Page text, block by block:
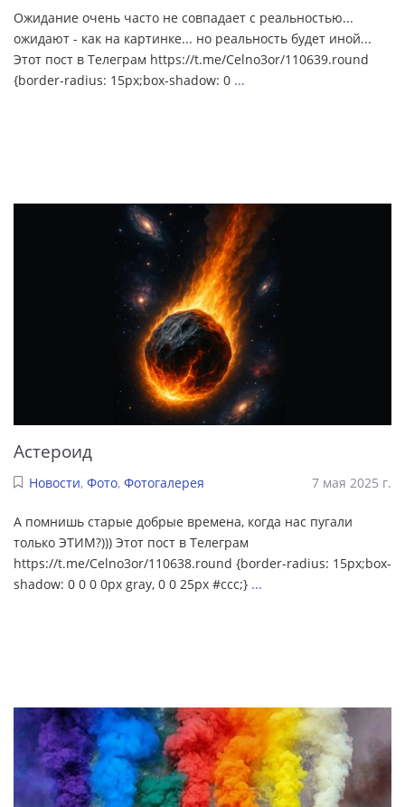
Ожидание очень часто не совпадает с реальностью...
ожидают - как на картинке... но реальность будет иной...
Этот пост в Телеграм https://t.me/Celno3or/110639.round
{border-radius: 15px;box-shadow: 0 ...
Астероид
Новости, Фото, Фотогалерея 7 мая 2025 г.
А помнишь старые добрые времена, когда нас пугали
только ЭТИМ?))) Этот пост в Телеграм
https://t.me/Celno3or/110638.round {border-radius: 15px;box-
shadow: 0 0 0 0px gray, 0 0 25px #ccc;} ...